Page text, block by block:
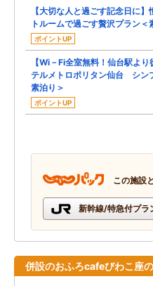
【大切な人と過ごす記念日に】
トルームで過ごす贅沢プラン＜
ポイントUP
【Wi－Fi全室無料！仙台駅より
テルメトロポリタン仙台 シン
素泊り＞
ポイントUP
この施設
新幹線/特急付プラ
併設のおふろcafeびわこ座